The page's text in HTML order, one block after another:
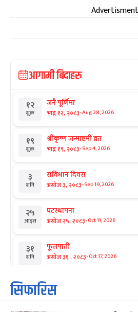
Advertisment
आगामी बिदाहरु
१२
शुक्र
जनै पूर्णिमा
भाद्र १२, २०८३-Aug 28, 2026
१९
शुक्र
श्रीकृष्ण जन्माष्टमी व्रत
भाद्र १९, २०८३-Sep 4, 2026
३
शनि
संविधान दिवस
असोज ३, २०८३-Sep 19, 2026
२५
आइत
घटस्थापना
असोज २५, २०८३-Oct 11, 2026
३१
शनि
फूलपाती
असोज ३१ , २०८३-Oct 17, 2026
१
आइत
कार्तिक सङ्क्रान्ति
कार्तिक १, २०८३
सिफारिस